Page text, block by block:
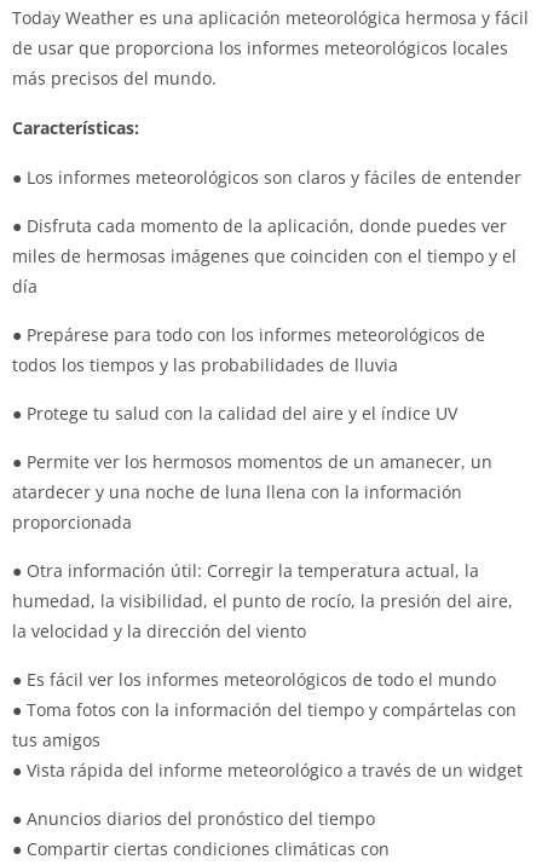
Today Weather es una aplicación meteorológica hermosa y fácil
de usar que proporciona los informes meteorológicos locales
más precisos del mundo.
Características:
● Los informes meteorológicos son claros y fáciles de entender
● Disfruta cada momento de la aplicación, donde puedes ver
miles de hermosas imágenes que coinciden con el tiempo y el
día
● Prepárese para todo con los informes meteorológicos de
todos los tiempos y las probabilidades de lluvia
● Protege tu salud con la calidad del aire y el índice UV
● Permite ver los hermosos momentos de un amanecer, un
atardecer y una noche de luna llena con la información
proporcionada
● Otra información útil: Corregir la temperatura actual, la
humedad, la visibilidad, el punto de rocío, la presión del aire,
la velocidad y la dirección del viento
● Es fácil ver los informes meteorológicos de todo el mundo
● Toma fotos con la información del tiempo y compártelas con
tus amigos
● Vista rápida del informe meteorológico a través de un widget
● Anuncios diarios del pronóstico del tiempo
● Compartir ciertas condiciones climáticas con